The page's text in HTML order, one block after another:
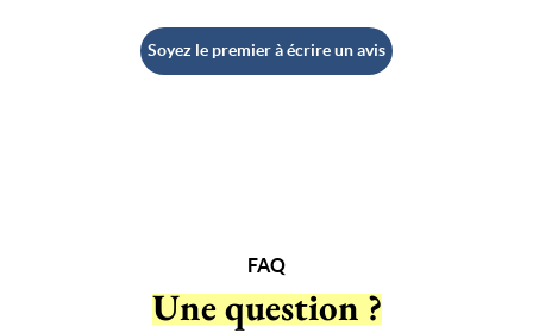
Soyez le premier à écrire un avis
FAQ
Une question ?